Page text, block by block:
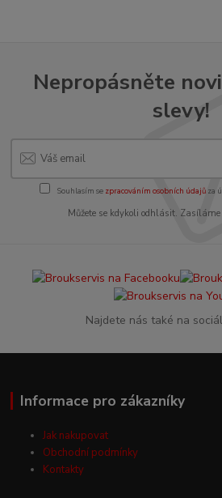
Nepropásněte
slevy!
Souhlasím se zpracováním osobních údajůza
Můžete se kdykoli odhlásit.
Najdete nás také na
Informace pro zákazníky
Jak nakupovat
Obchodní podmínky
Kontakty